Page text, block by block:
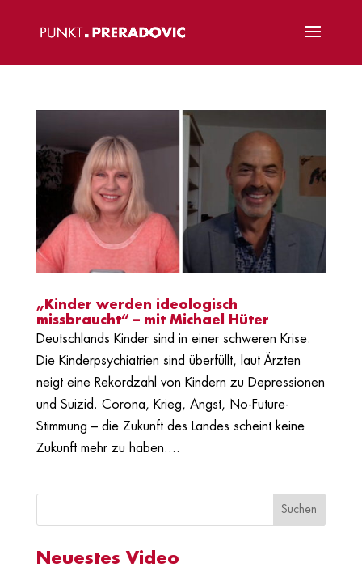
„Kinder werden ideologisch
missbraucht“ – mit Michael Hüter
Deutschlands Kinder sind in einer schweren Krise.
Die Kinderpsychiatrien sind überfüllt, laut Ärzten
neigt eine Rekordzahl von Kindern zu Depressionen
und Suizid. Corona, Krieg, Angst, No-Future-
Stimmung – die Zukunft des Landes scheint keine
Zukunft mehr zu haben....
Neuestes Video